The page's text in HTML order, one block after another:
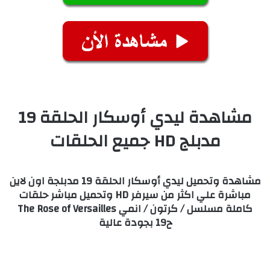
مشاهدة ليدي أوسكار الحلقة 19
مدبلج HD جميع الحلقات
مشاهدة وتحميل ليدي أوسكار الحلقة 19 مدبلجة اون لاين
مباشرة علي اكثر من سيرفر HD وتحميل مباشر حلقات
كاملة مسلسل / كرتون / انمي The Rose of Versailles
ح19 بجودة عالية